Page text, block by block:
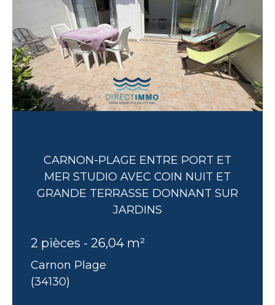
CARNON-PLAGE ENTRE PORT ET
MER STUDIO AVEC COIN NUIT ET
GRANDE TERRASSE DONNANT SUR
JARDINS
2 pièces - 26,04 m²
Carnon Plage
(34130)